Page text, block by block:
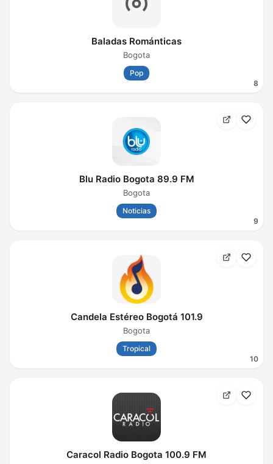
8
Baladas Románticas
Bogota
Pop
9
Blu Radio Bogota 89.9 FM
Bogota
Noticias
10
Candela Estéreo Bogotá 101.9
Bogota
Tropical
Caracol Radio Bogota 100.9 FM